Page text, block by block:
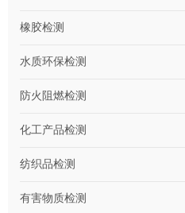
橡胶检测
水质环保检测
防火阻燃检测
化工产品检测
纺织品检测
有害物质检测